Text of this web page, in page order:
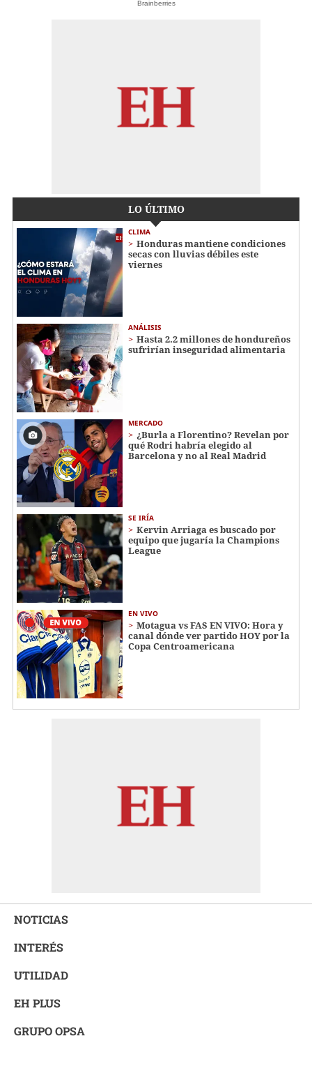
Brainberries
LO ÚLTIMO
CLIMA
Honduras mantiene condiciones
secas con lluvias débiles este
viernes
ANÁLISIS
Hasta 2.2 millones de hondureños
sufrirían inseguridad alimentaria
MERCADO
¿Burla a Florentino? Revelan por
qué Rodri habría elegido al
Barcelona y no al Real Madrid
SE IRÍA
Kervin Arriaga es buscado por
equipo que jugaría la Champions
League
EN VIVO
Motagua vs FAS EN VIVO: Hora y
canal dónde ver partido HOY por la
Copa Centroamericana
NOTICIAS
INTERÉS
UTILIDAD
EH PLUS
GRUPO OPSA